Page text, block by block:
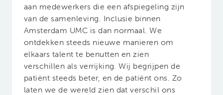
aan medewerkers die een afspiegeling zijn
van de samenleving. Inclusie binnen
Amsterdam UMC is dan normaal. We
ontdekken steeds nieuwe manieren om
elkaars talent te benutten en zien
verschillen als verrijking. Wij begrijpen de
patiënt steeds beter, en de patiënt ons. Zo
laten we de wereld zien dat verschil ons